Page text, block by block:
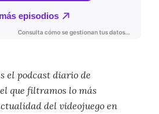
el podcast diario de
que filtramos lo más
del videojuego en